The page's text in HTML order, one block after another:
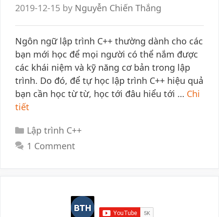
2019-12-15 by Nguyễn Chiến Thắng
Ngôn ngữ lập trình C++ thường dành cho các
bạn mới học để mọi người có thể nắm được
các khái niệm và kỹ năng cơ bản trong lập
trình. Do đó, để tự học lập trình C++ hiệu quả
bạn cần học từ từ, học tới đâu hiểu tới … Chi
tiết
Categories
Lập trình C++
1 Comment